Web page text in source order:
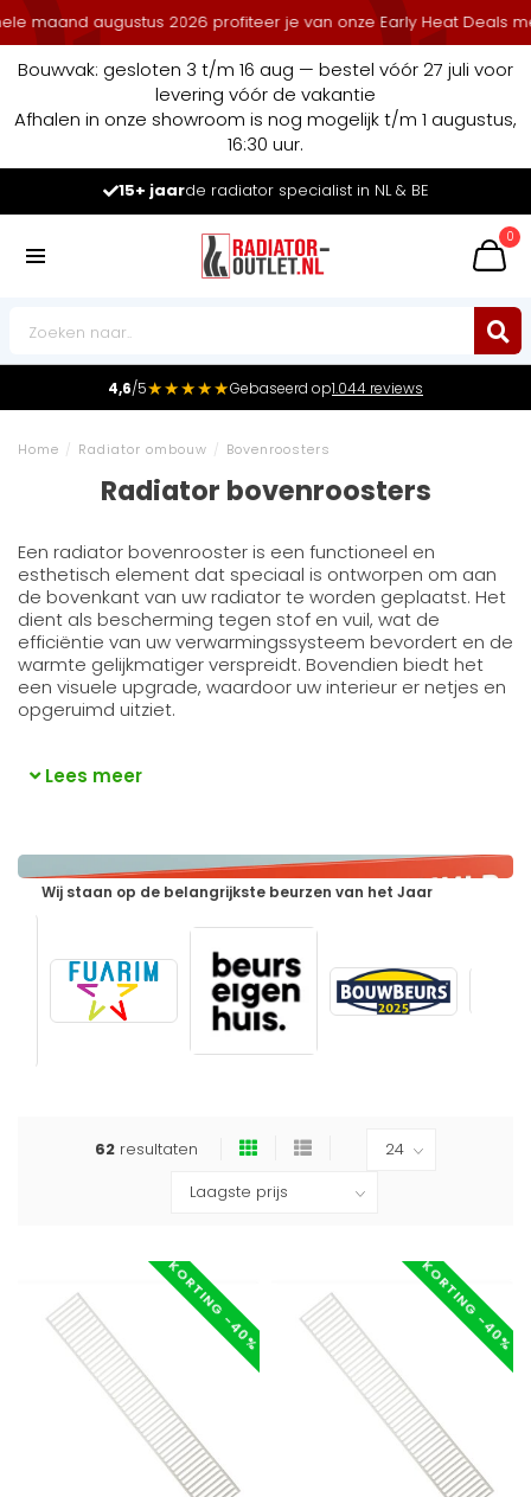
augustus 2026 profiteer je van onze Early Heat Deals met
Bouwvak: gesloten 3 t/m 16 aug — bestel vóór 27 juli voor
levering vóór de vakantie
Afhalen in onze showroom is nog mogelijk t/m 1 augustus,
16:30 uur.
Marktleiderin radiatoren in de Benelux
0
4,6/5★★★★★Gebaseerd op1.044 reviews
Home / Radiator ombouw / Bovenroosters
Radiator bovenroosters
Een radiator bovenrooster is een functioneel en
esthetisch element dat speciaal is ontworpen om aan
de bovenkant van uw radiator te worden geplaatst. Het
dient als bescherming tegen stof en vuil, wat de
efficiëntie van uw verwarmingssysteem bevordert en de
warmte gelijkmatiger verspreidt. Bovendien biedt het
een visuele upgrade, waardoor uw interieur er netjes en
opgeruimd uitziet.
Lees meer
Wij staan op de belangrijkste beurzen van het Jaar
62 resultaten
KORTING -40% KORTING -40%